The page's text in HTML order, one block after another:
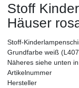
Stoff
Häuser
Stoff-
Grundfarbe weiß
Näheres siehe unten
Artikelnummer
Hersteller